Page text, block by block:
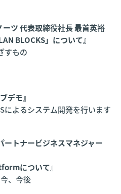
ツ 代表取締役社長 最首英裕
BLOCKS」について』
すもの
デモ』
によるシステム開発を行います
ートナービジネスマネジャー
について』
、今後